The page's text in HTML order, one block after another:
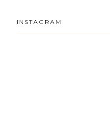
INSTAGRAM